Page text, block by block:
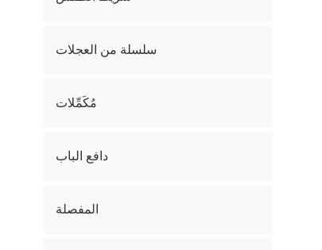
سلسلة من العجلات
مُكَمِّلات
دافع الباب
المفصلة